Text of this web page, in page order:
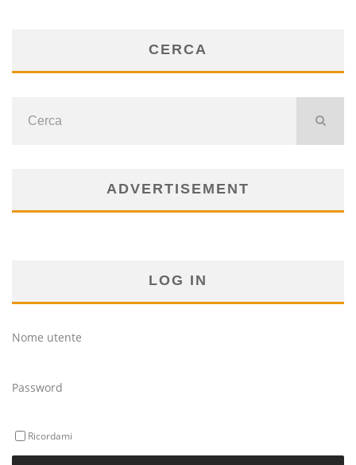
CERCA
ADVERTISEMENT
LOG IN
Nome utente
Password
Ricordami